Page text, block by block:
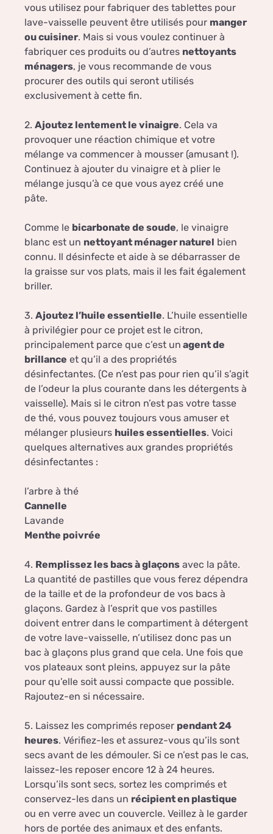
vous utilisez pour fabriquer des tablettes pour
lave-vaisselle peuvent être utilisés pour manger
ou cuisiner. Mais si vous voulez continuer à
fabriquer ces produits ou d’autres nettoyants
ménagers, je vous recommande de vous
procurer des outils qui seront utilisés
exclusivement à cette fin.
2. Ajoutez lentement le vinaigre. Cela va
provoquer une réaction chimique et votre
mélange va commencer à mousser (amusant !).
Continuez à ajouter du vinaigre et à plier le
mélange jusqu’à ce que vous ayez créé une
pâte.
Comme le bicarbonate de soude, le vinaigre
blanc est un nettoyant ménager naturel bien
connu. Il désinfecte et aide à se débarrasser de
la graisse sur vos plats, mais il les fait également
briller.
3. Ajoutez l’huile essentielle. L’huile essentielle
à privilégier pour ce projet est le citron,
principalement parce que c’est un agent de
brillance et qu’il a des propriétés
désinfectantes. (Ce n’est pas pour rien qu’il s’agit
de l’odeur la plus courante dans les détergents à
vaisselle). Mais si le citron n’est pas votre tasse
de thé, vous pouvez toujours vous amuser et
mélanger plusieurs huiles essentielles. Voici
quelques alternatives aux grandes propriétés
désinfectantes :
l’arbre à thé
Cannelle
Lavande
Menthe poivrée
4. Remplissez les bacs à glaçons avec la pâte.
La quantité de pastilles que vous ferez dépendra
de la taille et de la profondeur de vos bacs à
glaçons. Gardez à l’esprit que vos pastilles
doivent entrer dans le compartiment à détergent
de votre lave-vaisselle, n’utilisez donc pas un
bac à glaçons plus grand que cela. Une fois que
vos plateaux sont pleins, appuyez sur la pâte
pour qu’elle soit aussi compacte que possible.
Rajoutez-en si nécessaire.
5. Laissez les comprimés reposer pendant 24
heures. Vérifiez-les et assurez-vous qu’ils sont
secs avant de les démouler. Si ce n’est pas le cas,
laissez-les reposer encore 12 à 24 heures.
Lorsqu’ils sont secs, sortez les comprimés et
conservez-les dans un récipient en plastique
ou en verre avec un couvercle. Veillez à le garder
hors de portée des animaux et des enfants.